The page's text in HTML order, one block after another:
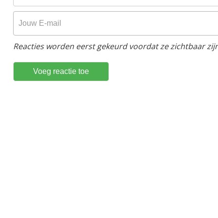
Reacties worden eerst gekeurd voordat ze zichtbaar